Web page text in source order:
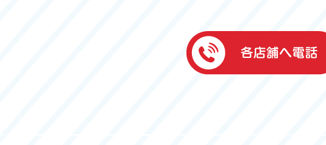
伊藤車輌（本社）
050-5851-0337